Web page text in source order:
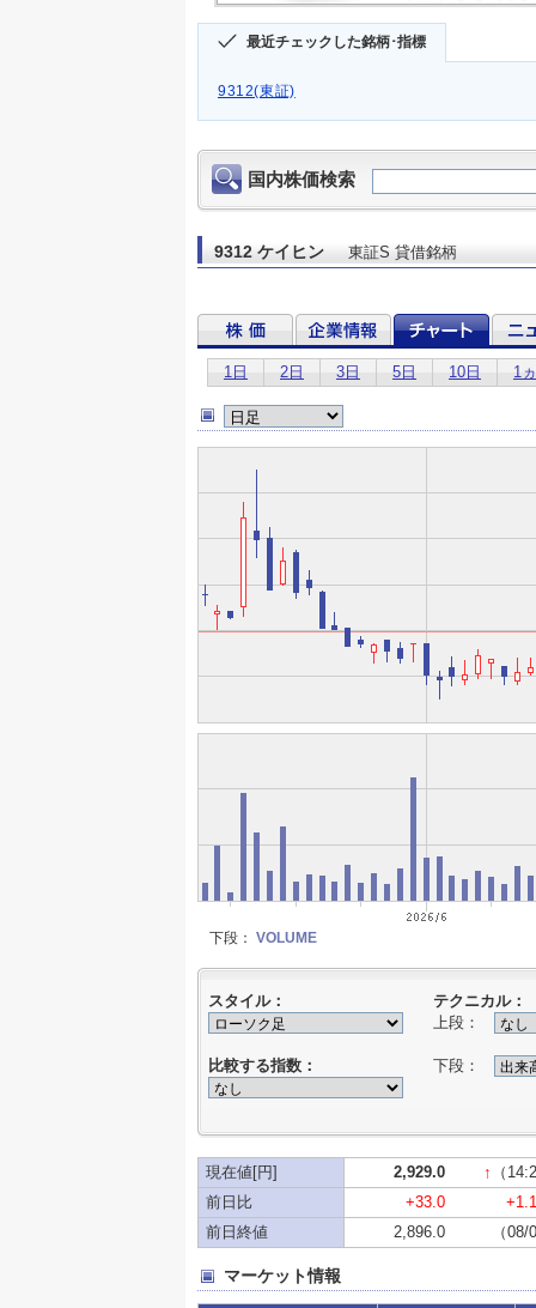
最近チェックした銘柄･指標
9312(東証)